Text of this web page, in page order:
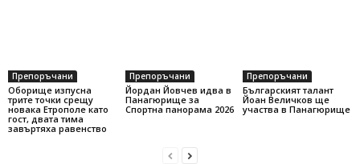
Препоръчани
Оборище изпусна
трите точки срещу
новака Етрополе като
гост, двата тима
завъртяха равенство
Препоръчани
Йордан Йовчев идва в
Панагюрище за
Спортна панорама 2026
Препоръчани
Българският талант
Йоан Величков ще
участва в Панагюрище